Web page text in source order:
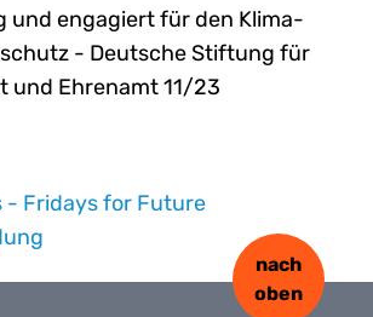
und engagiert für den Klima-
- Deutsche Stiftung für
und Ehrenamt 11/23
- Fridays for Future
nach
oben